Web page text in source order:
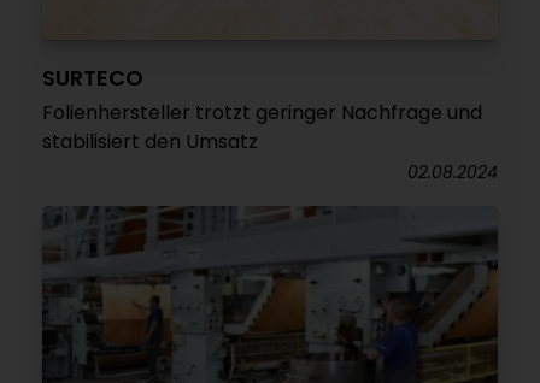
SURTECO
Folienhersteller trotzt geringer Nachfrage und
stabilisiert den Umsatz
02.08.2024